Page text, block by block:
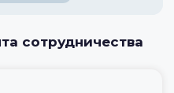
сотрудничества